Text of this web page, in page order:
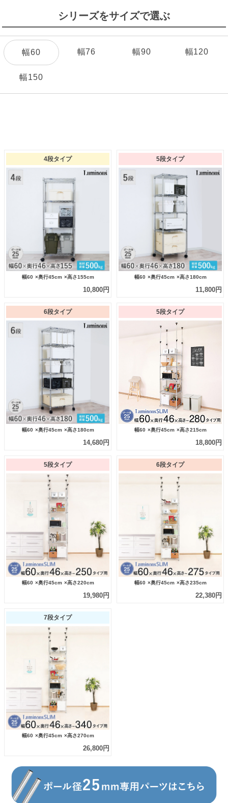
シリーズをサイズで選ぶ
幅60 幅76 幅90 幅120
幅150
4段タイプ
幅60 ×奥行45cm ×高さ155cm
10,800円
5段タイプ
幅60 ×奥行45cm ×高さ180cm
11,800円
6段タイプ
幅60 ×奥行45cm ×高さ180cm
14,680円
5段タイプ
幅60 ×奥行45cm ×高さ215cm
18,800円
5段タイプ
幅60 ×奥行45cm ×高さ220cm
19,980円
6段タイプ
幅60 ×奥行45cm ×高さ235cm
22,380円
7段タイプ
幅60 ×奥行45cm ×高さ270cm
26,800円